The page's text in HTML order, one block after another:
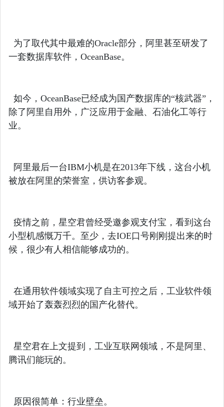
为了取代其中最难的Oracle部分，阿里甚至研发了
一套数据库软件，OceanBase。
如今，OceanBase已经成为国产数据库的“核武器”，
除了阿里自用外，广泛应用于金融、石油化工等行
业。
阿里最后一台IBM小机是在2013年下线，这台小机
被放在阿里的荣誉室，供访客参观。
疫情之前，星空君曾经受邀参观支付宝，看到这台
小型机感慨万千。至少，去IOE口号刚刚提出来的时
候，很少有人相信能够成功的。
在通用软件领域实现了自主可控之后，工业软件领
域开始了轰轰烈烈的国产化替代。
星空君在上文提到，工业互联网领域，不是阿里、
腾讯们能玩的。
原因很简单：行业壁垒。